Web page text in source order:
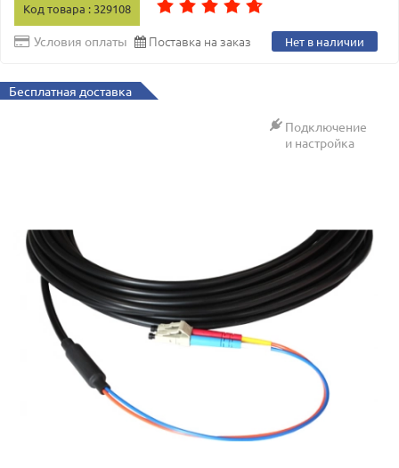
Код товара : 329108
Условия оплаты Поставка на заказ Нет в наличии
Бесплатная доставка
Подключение
и настройка